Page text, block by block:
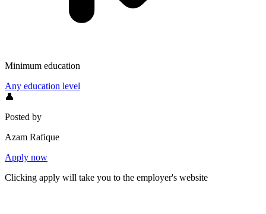
Minimum education
Any education level
👤
Posted by
Azam Rafique
Apply now
Clicking apply will take you to the employer's website